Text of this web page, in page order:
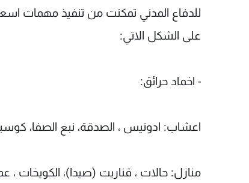
للدفاع المدني تمكنت من تنفيذ مهمات
على الشكل الاتي:
- اخماد حرائق:
اعشاب: ادونيس ، الصدقة، نبع الصفا،
منازل: حالات ، قناريت (صيدا)، الكويخات